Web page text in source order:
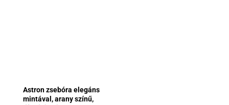
Astron zsebóra elegáns
mintával, arany színű,